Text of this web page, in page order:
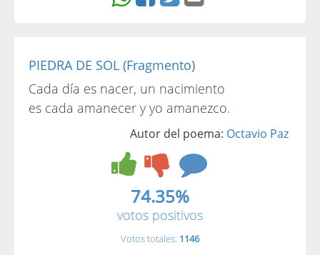
PIEDRA DE SOL (Fragmento)
Cada día es nacer, un nacimiento
es cada amanecer y yo amanezco.
Autor del poema: Octavio Paz
74.35%
votos positivos
Votos totales: 1146